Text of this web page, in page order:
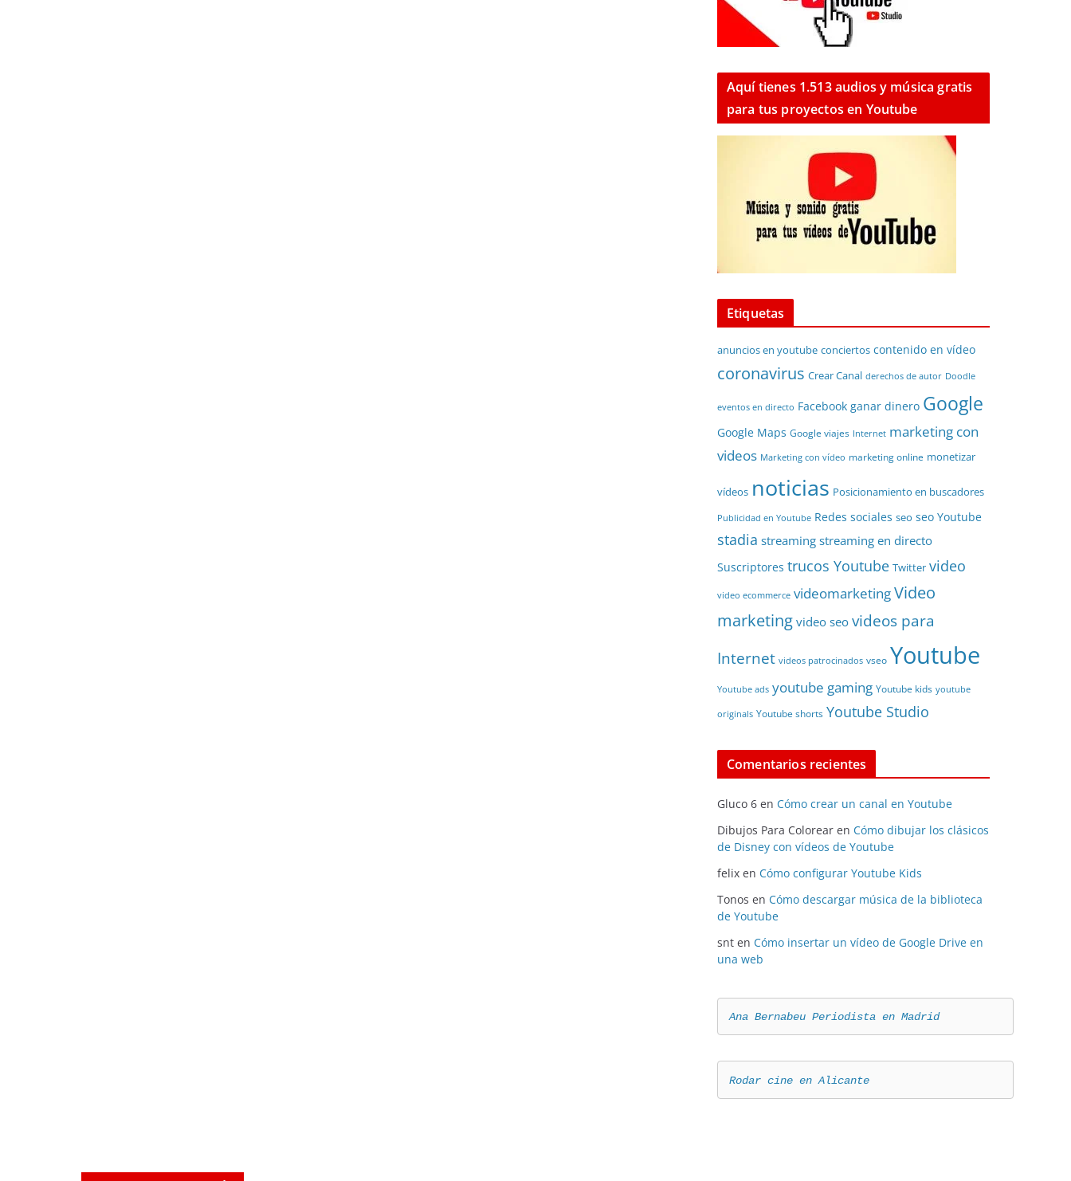
Aquí tienes 1.513 audios y música gratis
para tus proyectos en Youtube
Etiquetas
anuncios en youtube conciertos contenido en vídeo
coronavirus Crear Canal derechos de autor Doodle
eventos en directo Facebook ganar dinero Google
Google Maps Google viajes Internet marketing con
videos Marketing con vídeo marketing online monetizar
vídeos noticias Posicionamiento en buscadores
Publicidad en Youtube Redes sociales seo seo Youtube
stadia streaming streaming en directo
Suscriptores trucos Youtube Twitter video
video ecommerce videomarketingVideo
marketing video seo videos para
Internet videos patrocinados vseo Youtube
Youtube ads youtube gaming Youtube kids youtube
originals Youtube shorts Youtube Studio
Comentarios recientes
Gluco 6 en Cómo crear un canal en Youtube
Dibujos Para Colorear en Cómo dibujar los clásicos
de Disney con vídeos de Youtube
felix en Cómo configurar Youtube Kids
Tonos en Cómo descargar música de la biblioteca
de Youtube
snt en Cómo insertar un vídeo de Google Drive en
una web
Ana Bernabeu Periodista en Madrid
Rodar cine en Alicante